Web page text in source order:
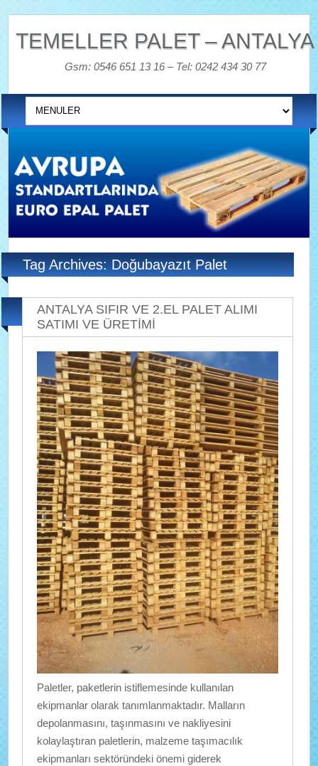
TEMELLER PALET – ANTALYA
Gsm: 0546 651 13 16 – Tel: 0242 434 30 77
Tag Archives: Doğubayazıt Palet
ANTALYA SIFIR VE 2.EL PALET ALIMI
SATIMI VE ÜRETİMİ
Paletler, paketlerin istiflemesinde kullanılan
ekipmanlar olarak tanımlanmaktadır. Malların
depolanmasını, taşınmasını ve nakliyesini
kolaylaştıran paletlerin, malzeme taşımacılık
ekipmanları sektöründeki önemi giderek